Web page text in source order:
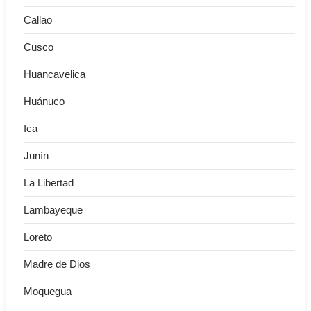
Callao
Cusco
Huancavelica
Huánuco
Ica
Junín
La Libertad
Lambayeque
Loreto
Madre de Dios
Moquegua